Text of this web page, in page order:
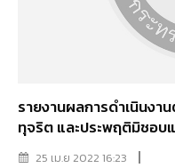
รายงานผลการดำเนินง
ทุจริต และประพฤติมิชอ
2565 (รอบ 6 เดือน)
25 เม.ย 2022 16:23